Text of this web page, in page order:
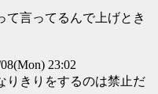
て言ってるんで上げとき
23:02
りきりをするのは禁止だ